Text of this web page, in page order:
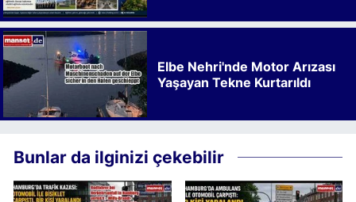
Elbe Nehri'nde Motor Arızası
Yaşayan Tekne Kurtarıldı
Bunlar da ilginizi çekebilir